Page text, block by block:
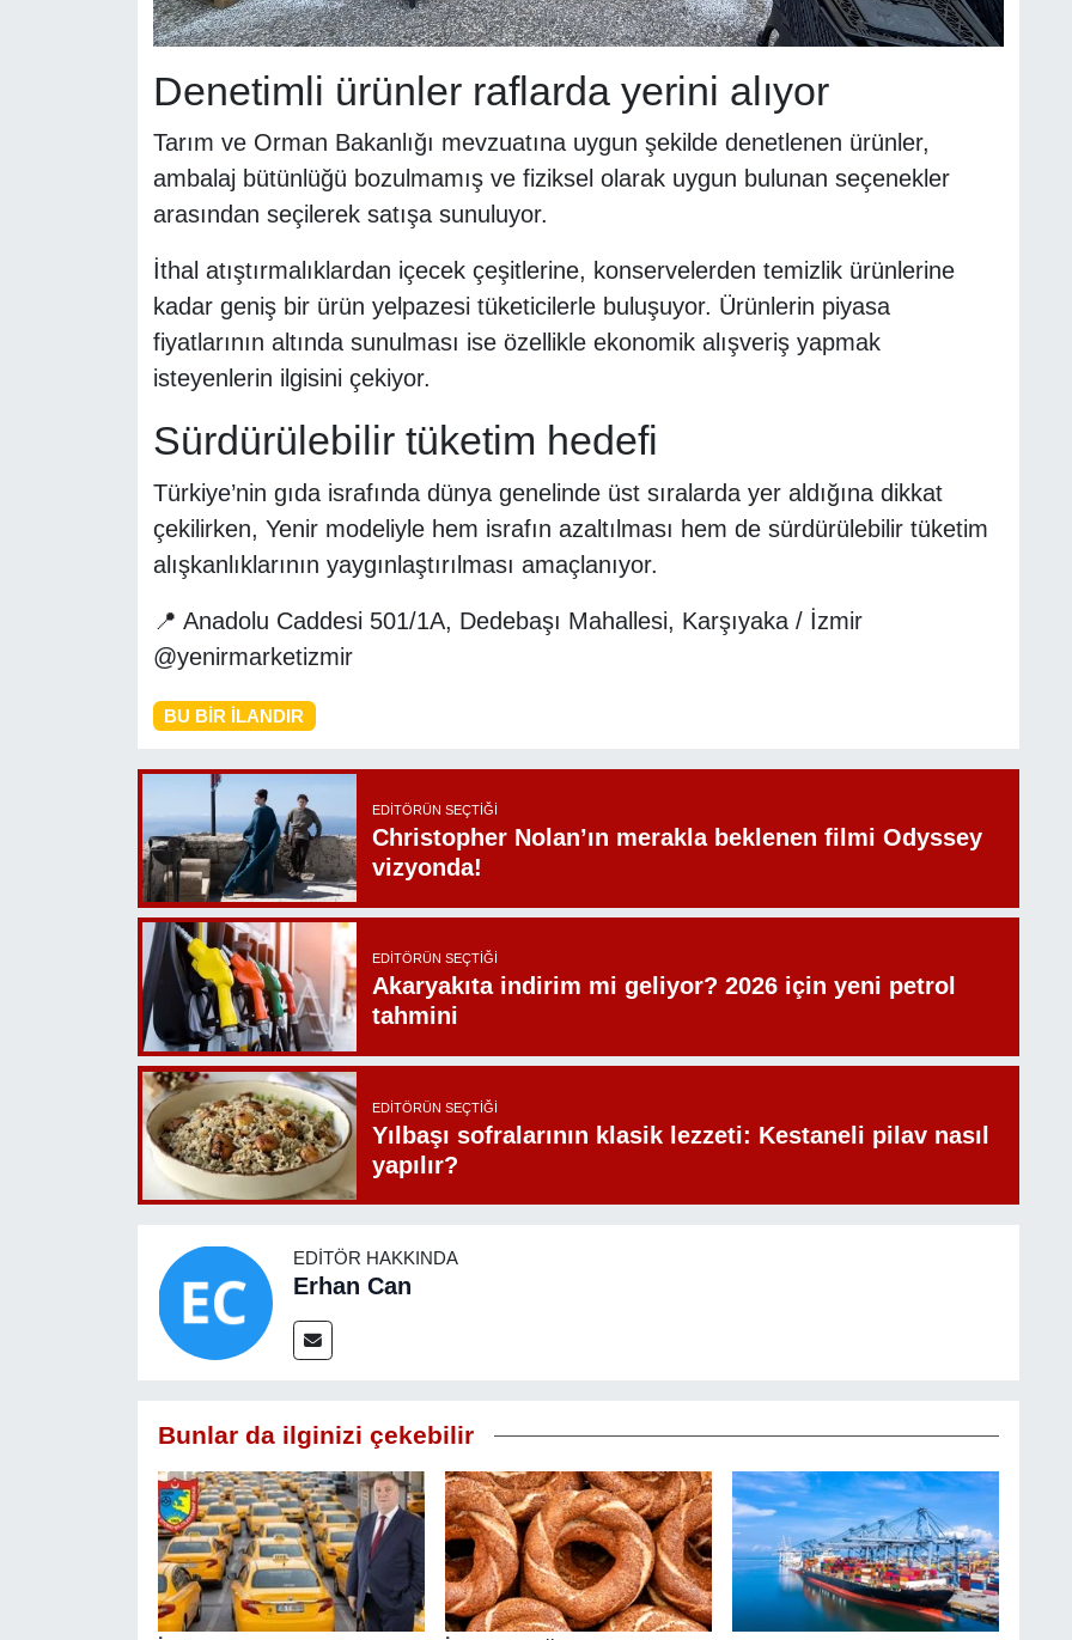
Denetimli ürünler raflarda yerini alıyor
Tarım ve Orman Bakanlığı mevzuatına uygun şekilde denetlenen ürünler,
ambalaj bütünlüğü bozulmamış ve fiziksel olarak uygun bulunan seçenekler
arasından seçilerek satışa sunuluyor.
İthal atıştırmalıklardan içecek çeşitlerine, konservelerden temizlik ürünlerine
kadar geniş bir ürün yelpazesi tüketicilerle buluşuyor. Ürünlerin piyasa
fiyatlarının altında sunulması ise özellikle ekonomik alışveriş yapmak
isteyenlerin ilgisini çekiyor.
Sürdürülebilir tüketim hedefi
Türkiye’nin gıda israfında dünya genelinde üst sıralarda yer aldığına dikkat
çekilirken, Yenir modeliyle hem israfın azaltılması hem de sürdürülebilir tüketim
alışkanlıklarının yaygınlaştırılması amaçlanıyor.
📍 Anadolu Caddesi 501/1A, Dedebaşı Mahallesi, Karşıyaka / İzmir
@yenirmarketizmir
BU BIR İLANDIR
EDITÖRÜN SEÇTIĞI
Christopher Nolan’ın merakla beklenen filmi Odyssey
vizyonda!
EDITÖRÜN SEÇTIĞI
Akaryakıta indirim mi geliyor? 2026 için yeni petrol
tahmini
EDITÖRÜN SEÇTIĞI
Yılbaşı sofralarının klasik lezzeti: Kestaneli pilav nasıl
yapılır?
EDITÖR HAKKINDA
Erhan Can
Bunlar da ilginizi çekebilir